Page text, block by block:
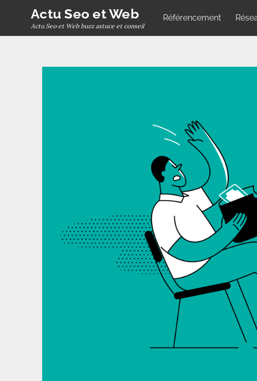
content
Actu Seo et Web
Actu Seo et Web buzz astuce et conseil
Référencement